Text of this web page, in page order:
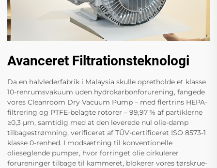
Avanceret Filtrationsteknologi
Da en halvlederfabrik i Malaysia skulle opretholde et klasse
10-renrumsvakuum uden hydrokarbonforurening, fangede
vores Cleanroom Dry Vacuum Pump – med flertrins HEPA-
filtrering og PTFE-belagte rotorer – 99,97 % af partiklerne
≥0,3 µm, samtidig med at den leverede nul olie-damp
tilbagestrømning, verificeret af TÜV-certificeret ISO 8573-1
klasse 0-renhed. I modsætning til konventionelle
olieseglende pumper, hvor forringet olie cirkulerer
forureninger tilbage til kammeret, blokerer vores tørskrue-